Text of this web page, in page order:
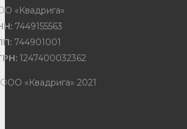
«Квадрига»
7449155563
744901001
1247400032362
«Квадрига» 2021